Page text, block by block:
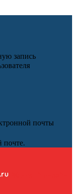
запись
почты
почте.